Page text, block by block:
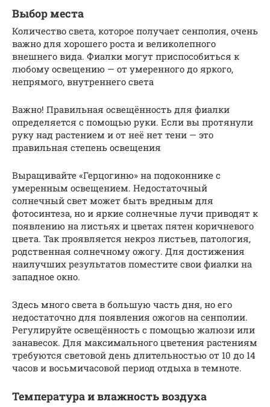
Выбор места
Количество света, которое получает сенполия, очень
важно для хорошего роста и великолепного
внешнего вида. Фиалки могут приспособиться к
любому освещению — от умеренного до яркого,
непрямого, внутреннего света
Важно! Правильная освещённость для фиалки
определяется с помощью руки. Если вы протянули
руку над растением и от неё нет тени — это
правильная степень освещения
Выращивайте «Герцогиню» на подоконнике с
умеренным освещением. Недостаточный
солнечный свет может быть вредным для
фотосинтеза, но и яркие солнечные лучи приводят к
появлению на листьях и цветах пятен коричневого
цвета. Так проявляется некроз листьев, патология,
родственная солнечному ожогу. Для достижения
наилучших результатов поместите свои фиалки на
западное окно.
Здесь много света в большую часть дня, но его
недостаточно для появления ожогов на сенполии.
Регулируйте освещённость с помощью жалюзи или
занавесок. Для максимального цветения растениям
требуются световой день длительностью от 10 до 14
часов и восьмичасовой период отдыха в темноте.
Температура и влажность воздуха